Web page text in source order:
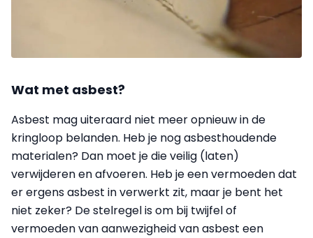
Wat met asbest?
Asbest mag uiteraard niet meer opnieuw in de
kringloop belanden. Heb je nog asbesthoudende
materialen? Dan moet je die veilig (laten)
verwijderen en afvoeren. Heb je een vermoeden dat
er ergens asbest in verwerkt zit, maar je bent het
niet zeker? De stelregel is om bij twijfel of
vermoeden van aanwezigheid van asbest een